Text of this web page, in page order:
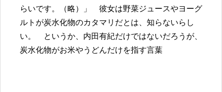
らいです。（略）」 彼女は野菜ジュースやヨーグ
ルトが炭水化物のカタマリだとは、知らないらし
い。 というか、内田有紀だけではないだろうが、
炭水化物がお米やうどんだけを指す言葉